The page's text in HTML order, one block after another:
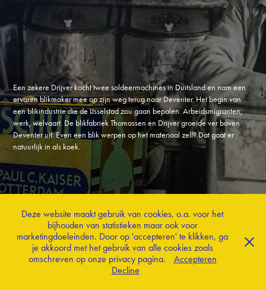
Een zekere Drijver kocht twee soldeermachines in Duitsland en nam een
ervaren blikmaker mee op zijn weg terug naar Deventer. Het begin van
een blikindustrie die de IJsselstad zou gaan bepalen. Arbeidsmigranten,
werk, welvaart. De blikfabriek Thomassen en Drijver groeide ver boven
Deventer uit. Even een blik werpen op het materiaal zelf? Dat gaat er
natuurlijk in als koek.
terug naar magazine
© 2022 Concepting Culture
Deze website maakt gebruik van cookies, o.a. voor het
bijhouden van statistieken maar ook voor
marketingdoeleinden. Door op 'accepteren' te klikken, ga
je akkoord met het gebruik van alle cookies zoals
omschreven op onze privacy pagina.
Accepteren
Decline